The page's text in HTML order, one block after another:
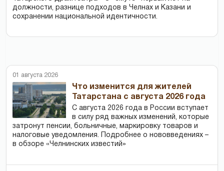
должности, разнице подходов в Челнах и Казани и
сохранении национальной идентичности.
01 августа 2026
Что изменится для жителей
Татарстана с августа 2026 года
С августа 2026 года в России вступает
в силу ряд важных изменений, которые
затронут пенсии, больничные, маркировку товаров и
налоговые уведомления. Подробнее о нововведениях –
в обзоре «Челнинских известий»